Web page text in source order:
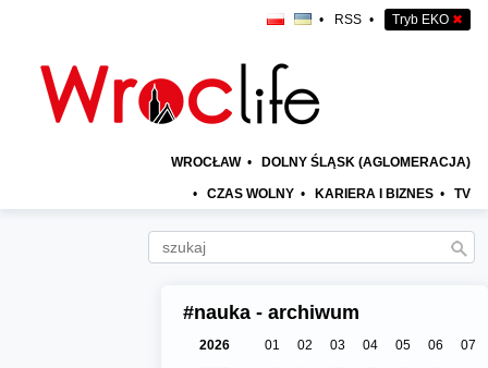
• RSS • Tryb EKO ✖
WROCŁAW • DOLNY ŚLĄSK (AGLOMERACJA)
• CZAS WOLNY • KARIERA I BIZNES • TV
#nauka - archiwum
2026 01 02 03 04 05 06
07